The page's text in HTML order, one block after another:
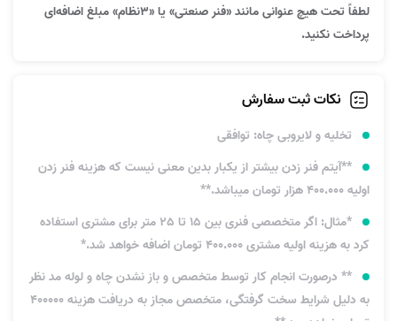
لطفاً تحت هیچ عنوانی مانند «فنر صنعتی» یا «۳نظام» مبلغ اضافه‌ای
پرداخت نکنید.
نکات ثبت سفارش
تخلیه و لایروبی چاه: توافقی
**آیتم فنر زدن بیشتر از یکبار بدین معنی نیست که هزینه فنر زدن
اولیه 400.000 هزار تومان میباشد.**
*مثال: اگر متخصصی فنری بین 15 تا 25 متر برای مشتری استفاده
کرد به هزینه اولیه مشتری 400.000 تومان اضافه خواهد شد.*
** درصورت انجام کار توسط متخصص و باز نشدن چاه و لوله مد نظر
به دلیل شرایط سخت گرفتگی، متخصص مجاز به دریافت هزینه 400000